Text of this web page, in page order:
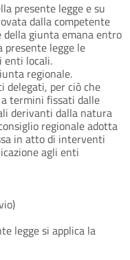
presente legge e su
dalla competente
giunta emana entro
legge le
enti locali.
regionale.
delegati, per ciò che
termini fissati dalle
derivanti dalla natura
regionale adotta
in atto di interventi
agli enti
legge si applica la